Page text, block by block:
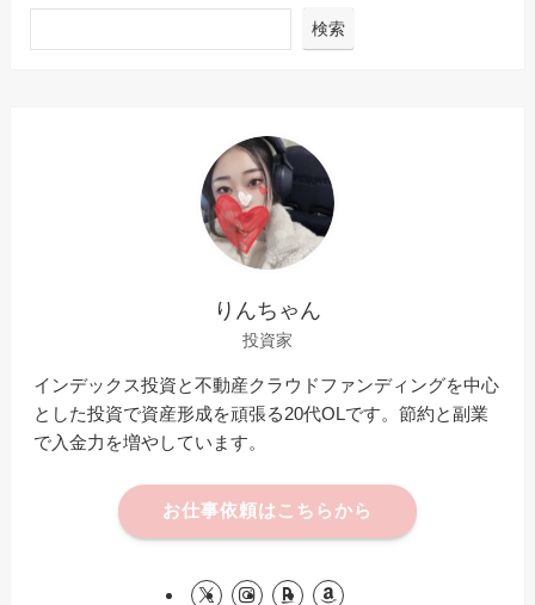
検索
りんちゃん
投資家
インデックス投資と不動産クラウドファンディングを中心
とした投資で資産形成を頑張る20代OLです。節約と副業
で入金力を増やしています。
お仕事依頼はこちらから